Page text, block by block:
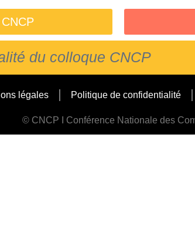
du colloque CNCP
légales Politique de confidentialité
© CNCP I Conférence Nationale des